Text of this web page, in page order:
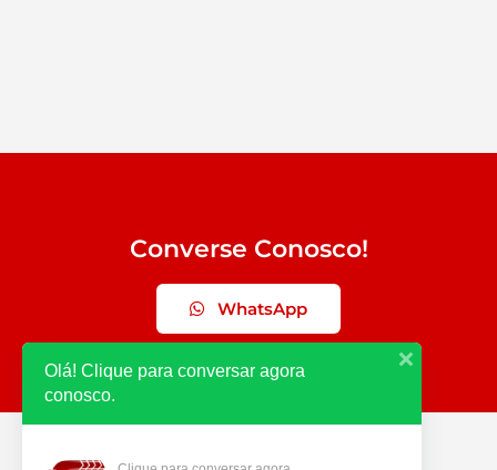
Converse Conosco!
WhatsApp
Olá! Clique para conversar agora
conosco.